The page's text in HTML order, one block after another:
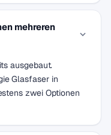
mehreren
ausgebaut.
Glasfaser in
zwei Optionen